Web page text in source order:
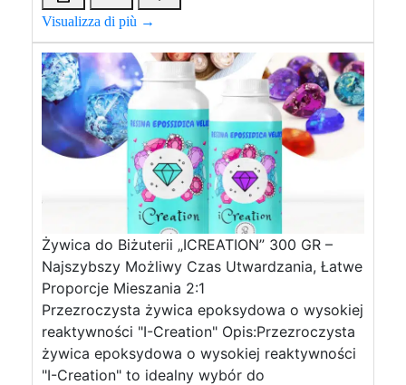
Visualizza di più →
Żywica do Biżuterii „ICREATION” 300 GR –
Najszybszy Możliwy Czas Utwardzania, Łatwe
Proporcje Mieszania 2:1
Przezroczysta żywica epoksydowa o wysokiej
reaktywności "I-Creation" Opis:Przezroczysta
żywica epoksydowa o wysokiej reaktywności
"I-Creation" to idealny wybór do